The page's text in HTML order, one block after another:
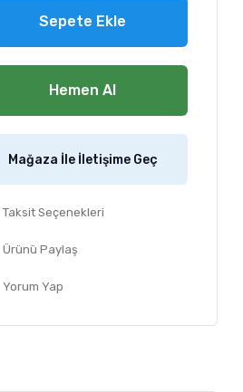
Sepete Ekle
Hemen Al
Mağaza İle İletişime Geç
Taksit Seçenekleri
Ürünü Paylaş
Yorum Yap